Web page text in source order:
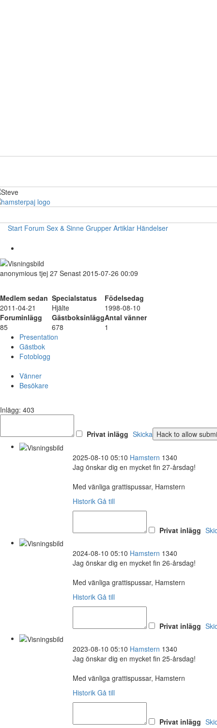
Start Forum Sex & Sinne Grupper Artiklar Händelser
anonymious tjej 27 Senast 2015-07-26 00:09
Medlem sedan Specialstatus
Födelsedag
2011-04-21
Hjälte
1998-08-10
Foruminlägg
GästboksinläggAntal vänner
85
678
1
Presentation
Gästbok
Fotoblogg
Vänner
Besökare
Inlägg: 403
Privat inlägg Skicka
2025-08-10 05:10 Hamstern 1340
Jag önskar dig en mycket fin 27-årsdag!
Med vänliga grattispussar, Hamstern
Historik Gå till
Privat inlägg
2024-08-10 05:10 Hamstern 1340
Jag önskar dig en mycket fin 26-årsdag!
Med vänliga grattispussar, Hamstern
Historik Gå till
Privat inlägg
2023-08-10 05:10 Hamstern 1340
Jag önskar dig en mycket fin 25-årsdag!
Med vänliga grattispussar, Hamstern
Historik Gå till
Privat inlägg